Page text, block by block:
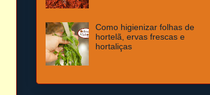
Como higienizar folhas de
hortelã, ervas frescas e
hortaliças